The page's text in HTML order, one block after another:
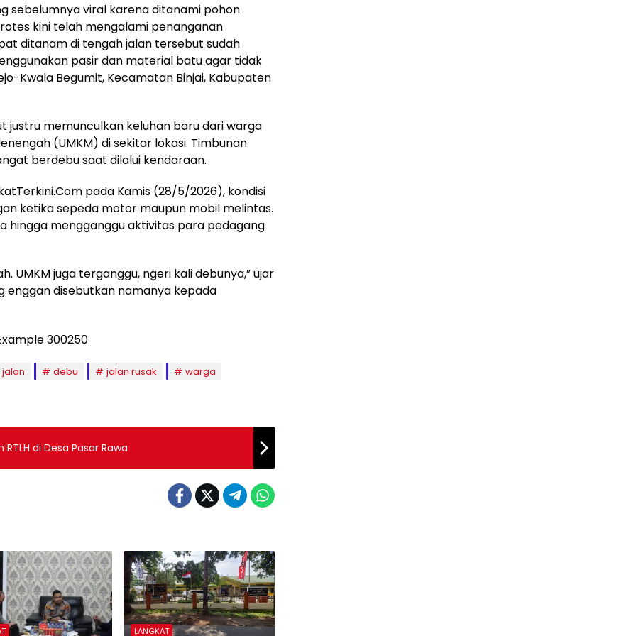
sebelumnya viral karena ditanami pohon
kini telah mengalami penanganan
ditanam di tengah jalan tersebut sudah
pasir dan material batu agar tidak
Kwala Begumit, Kecamatan Binjai, Kabupaten
justru memunculkan keluhan baru dari warga
(UMKM) di sekitar lokasi. Timbunan
berdebu saat dilalui kendaraan.
pada Kamis (28/5/2026), kondisi
ketika sepeda motor maupun mobil melintas.
hingga mengganggu aktivitas para pedagang
UMKM juga terganggu, ngeri kali debunya,” ujar
enggan disebutkan namanya kepada
debu jalan rusak warga
di Desa Pasar Rawa
LANGKAT